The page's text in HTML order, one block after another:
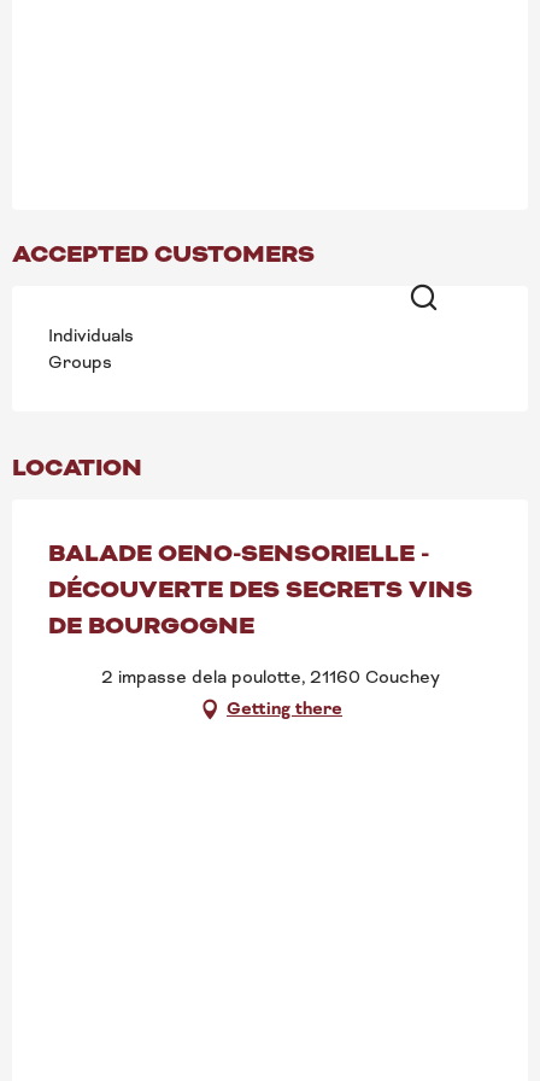
ACCEPTED CUSTOMERS
Individuals
Groups
LOCATION
BALADE OENO-SENSORIELLE -
DÉCOUVERTE DES SECRETS VINS
DE BOURGOGNE
2 impasse dela poulotte, 21160 Couchey
Getting there